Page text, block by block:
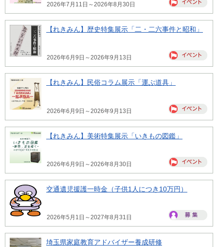
2026年7月11日～2026年8月30日
【れきみん】歴史特集展示「二・二六事件と昭和」
2026年6月9日～2026年9月13日
【れきみん】民俗コラム展示「運ぶ道具」
2026年6月9日～2026年9月13日
【れきみん】美術特集展示「いきもの図鑑」
2026年6月9日～2026年8月30日
交通遺児援護一時金（子供1人につき10万円）
2026年5月1日～2027年8月31日
埼玉県家庭教育アドバイザー養成研修